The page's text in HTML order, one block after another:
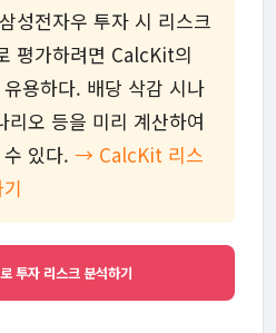
성전자우 투자 시 리스크
평가하려면 CalcKit의
용하다. 배당 삭감 시나
리오 등을 미리 계산하여
있다. → CalcKit 리스
투자 리스크 분석하기